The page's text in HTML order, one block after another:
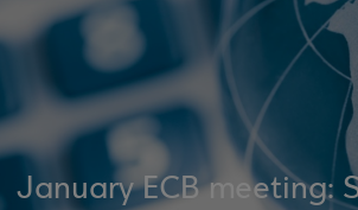
January ECB meeting: